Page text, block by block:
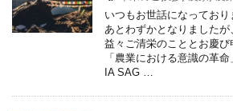
いつもお世話になってお
あとわずかとなりました
益々ご清栄のこととお慶び
「農業における意識の革
IA SAG …